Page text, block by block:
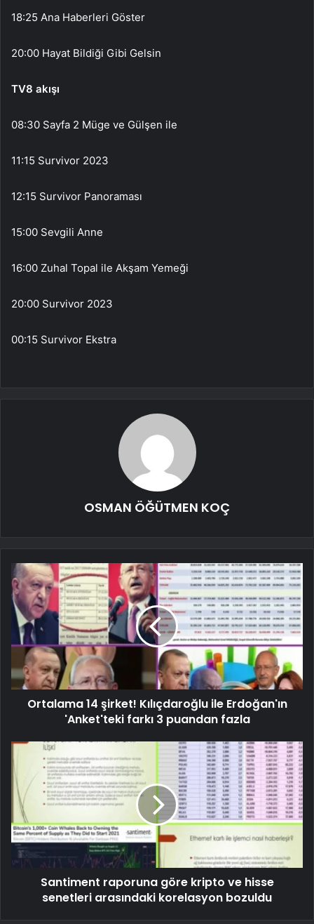
18:25 Ana Haberleri Göster
20:00 Hayat Bildiği Gibi Gelsin
TV8 akışı
08:30 Sayfa 2 Müge ve Gülşen ile
11:15 Survivor 2023
12:15 Survivor Panoraması
15:00 Sevgili Anne
16:00 Zuhal Topal ile Akşam Yemeği
20:00 Survivor 2023
00:15 Survivor Ekstra
OSMAN ÖĞÜTMEN KOÇ
Ortalama 14 şirket! Kılıçdaroğlu ile Erdoğan'ın
'Anket'teki farkı 3 puandan fazla
Santiment raporuna göre kripto ve hisse
senetleri arasındaki korelasyon bozuldu